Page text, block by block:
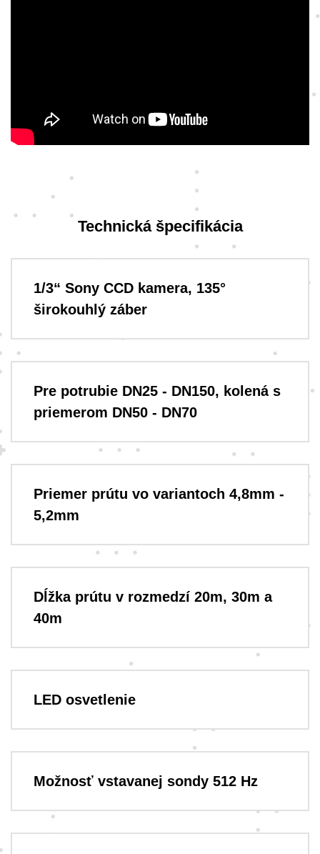
Technická špecifikácia
1/3“ Sony CCD kamera, 135°
širokouhlý záber
Pre potrubie DN25 - DN150, kolená s
priemerom DN50 - DN70
Priemer prútu vo variantoch 4,8mm -
5,2mm
Dĺžka prútu v rozmedzí 20m, 30m a
40m
LED osvetlenie
Možnosť vstavanej sondy 512 Hz